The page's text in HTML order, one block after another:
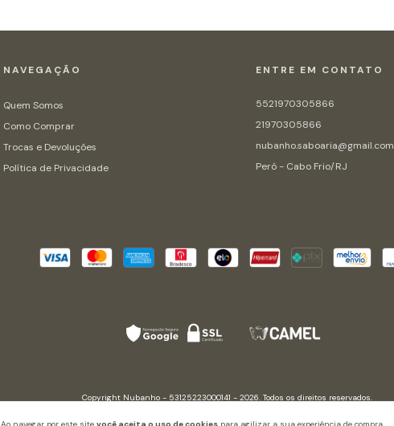
Ao navegar por este site você aceita o uso de cookies para agilizar a sua experiência de compra.
NAVEGAÇÃO
Quem Somos
Como Comprar
Trocas e Devoluções
Política de Privacidade
ENTRE EM CONTATO
5521970305866
21970305866
nubanho.saboaria@gmail.com
Peró - Cabo Frio/RJ
Copyright Nubanho - 53125223000141 - 2026. Todos os direitos reservados.